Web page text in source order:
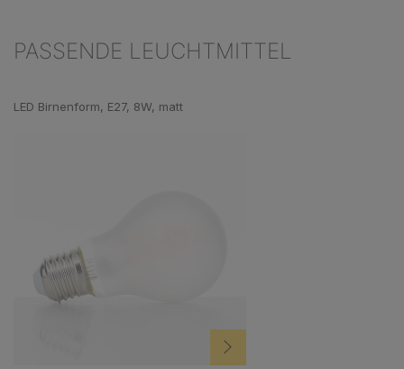
PASSENDE LEUCHTMITTEL
LED Birnenform, E27, 8W, matt